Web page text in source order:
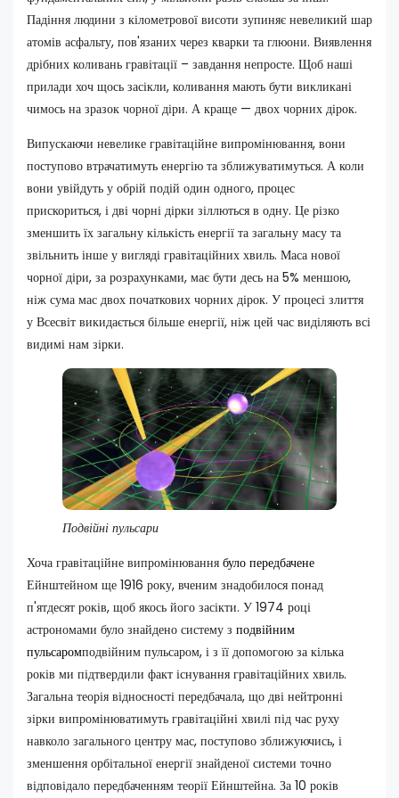
Падіння людини з кілометрової висоти зупиняє невеликий шар
атомів асфальту, пов'язаних через кварки та глюони. Виявлення
дрібних коливань гравітації – завдання непросте. Щоб наші
прилади хоч щось засікли, коливання мають бути викликані
чимось на зразок чорної діри. А краще — двох чорних дірок.
Випускаючи невелике гравітаційне випромінювання, вони
поступово втрачатимуть енергію та зближуватимуться. А коли
вони увійдуть у обрій подій один одного, процес
прискориться, і дві чорні дірки зіллються в одну. Це різко
зменшить їх загальну кількість енергії та загальну масу та
звільнить інше у вигляді гравітаційних хвиль. Маса нової
чорної діри, за розрахунками, має бути десь на 5% меншою,
ніж сума мас двох початкових чорних дірок. У процесі злиття
у Всесвіт викидається більше енергії, ніж цей час виділяють всі
видимі нам зірки.
Подвійні пульсари
Хоча гравітаційне випромінювання було передбачене
Ейнштейном ще 1916 року, вченим знадобилося понад
п'ятдесят років, щоб якось його засікти. У 1974 році
астрономами було знайдено систему з подвійним
пульсаромподвійним пульсаром, і з її допомогою за кілька
років ми підтвердили факт існування гравітаційних хвиль.
Загальна теорія відносності передбачала, що дві нейтронні
зірки випромінюватимуть гравітаційні хвилі під час руху
навколо загального центру мас, поступово зближуючись, і
зменшення орбітальної енергії знайденої системи точно
відповідало передбаченням теорії Ейнштейна. За 10 років